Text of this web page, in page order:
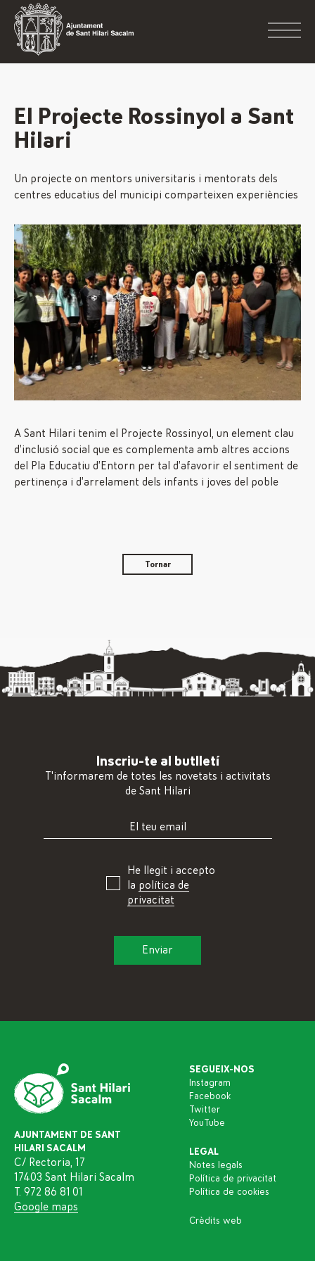
El Projecte Rossinyol a Sant
Hilari
Un projecte on mentors universitaris i mentorats dels
centres educatius del municipi comparteixen experiències
A Sant Hilari tenim el Projecte Rossinyol, un element clau
d’inclusió social que es complementa amb altres accions
del Pla Educatiu d’Entorn per tal d’afavorir el sentiment de
pertinença i d’arrelament dels infants i joves del poble
Tornar
Inscriu-te al butlletí
T'informarem de totes les novetats i activitats
de Sant Hilari
He llegit i accepto
la política de
privacitat
AJUNTAMENT DE SANT
HILARI SACALM
C/ Rectoria, 17
17403 Sant Hilari Sacalm
T. 972 86 81 01
Google maps
SEGUEIX-NOS
Instagram
Facebook
Twitter
YouTube
LEGAL
Notes legals
Política de privacitat
Política de cookies
Crèdits web